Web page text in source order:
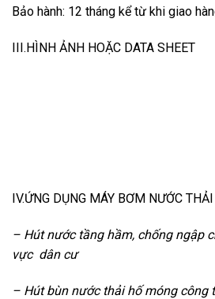
Bảo hành: 12 tháng kể từ khi giao
III.HÌNH ẢNH HOẶC DATA SHEET
IV.ỨNG DỤNG MÁY BƠM NƯỚC
– Hút nước tầng hầm, chống ngập
vực dân cư
– Hút bùn nước thải hố móng công